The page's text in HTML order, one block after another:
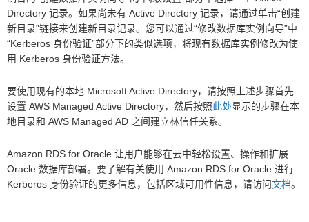
Directory 记录。如果尚未有 Active Directory 记录，请通过单击“创建
新目录”链接来创建新目录记录。您可以通过“修改数据库实例向导”中
“Kerberos 身份验证”部分下的类似选项，将现有数据库实例修改为使
用 Kerberos 身份验证方法。
要使用现有的本地 Microsoft Active Directory，请按照上述步骤首先
设置 AWS Managed Active Directory，然后按照此处显示的步骤在本
地目录和 AWS Managed AD 之间建立林信任关系。
Amazon RDS for Oracle 让用户能够在云中轻松设置、操作和扩展
Oracle 数据库部署。要了解有关使用 Amazon RDS for Oracle 进行
Kerberos 身份验证的更多信息，包括区域可用性信息，请访问文档。